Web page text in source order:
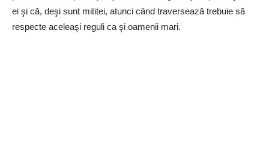
ei şi că, deşi sunt mititei, atunci când traversează trebuie să
respecte aceleaşi reguli ca şi oamenii mari.